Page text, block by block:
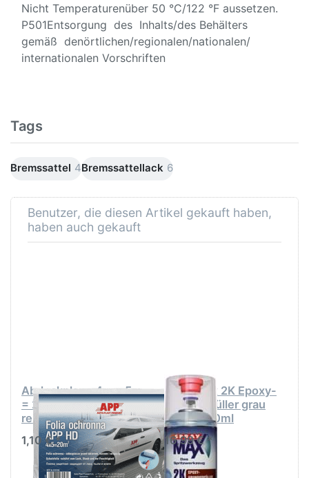
Nicht Temperaturenüber 50 °C/122 °F aussetzen.
P501Entsorgung des Inhalts/des Behälters
gemäß denörtlichen/regionalen/nationalen/
internationalen Vorschriften
Tags
Bremssattel 4Bremssattellack 6
Benutzer, die diesen Artikel gekauft haben,
haben auch gekauft
Abdeckplane 4m x 5m
= 20m² PE "extrem
reissfest"
1,10 € *
SprayMax 2K Epoxy-
Grundierfüller grau
Spray 400ml
16,99 € *